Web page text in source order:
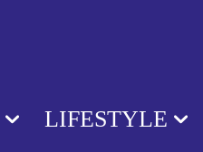
LIFESTYLE